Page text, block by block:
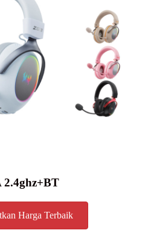
2.4ghz+BT
Harga Terbaik